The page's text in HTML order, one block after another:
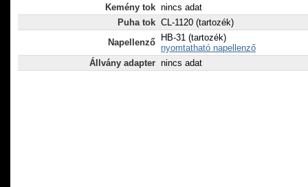
Kemény tok nincs adat
Puha tok CL-1120 (tartozék)
Napellenző
HB-31 (tartozék)
nyomtatható napellenző
Állvány adapter nincs adat